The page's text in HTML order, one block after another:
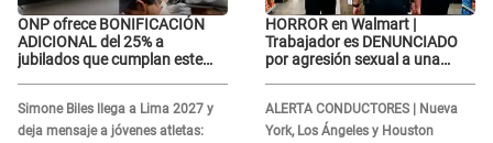
ONP ofrece BONIFICACIÓN
ADICIONAL del 25% a
jubilados que cumplan este
Simone Biles llega a Lima 2027 y
deja mensaje a jóvenes atletas:
HORROR en Walmart |
Trabajador es DENUNCIADO
por agresión sexual a una
ALERTA CONDUCTORES | Nueva
York, Los Ángeles y Houston